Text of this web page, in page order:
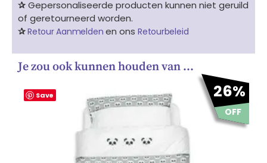
✰Gepersonaliseerde producten kunnen niet geruild
of geretourneerd worden.
✰Retour Aanmelden en ons Retourbeleid
Je zou ook kunnen houden van …
Save 26%
OFF
prijs
€ 25.95.